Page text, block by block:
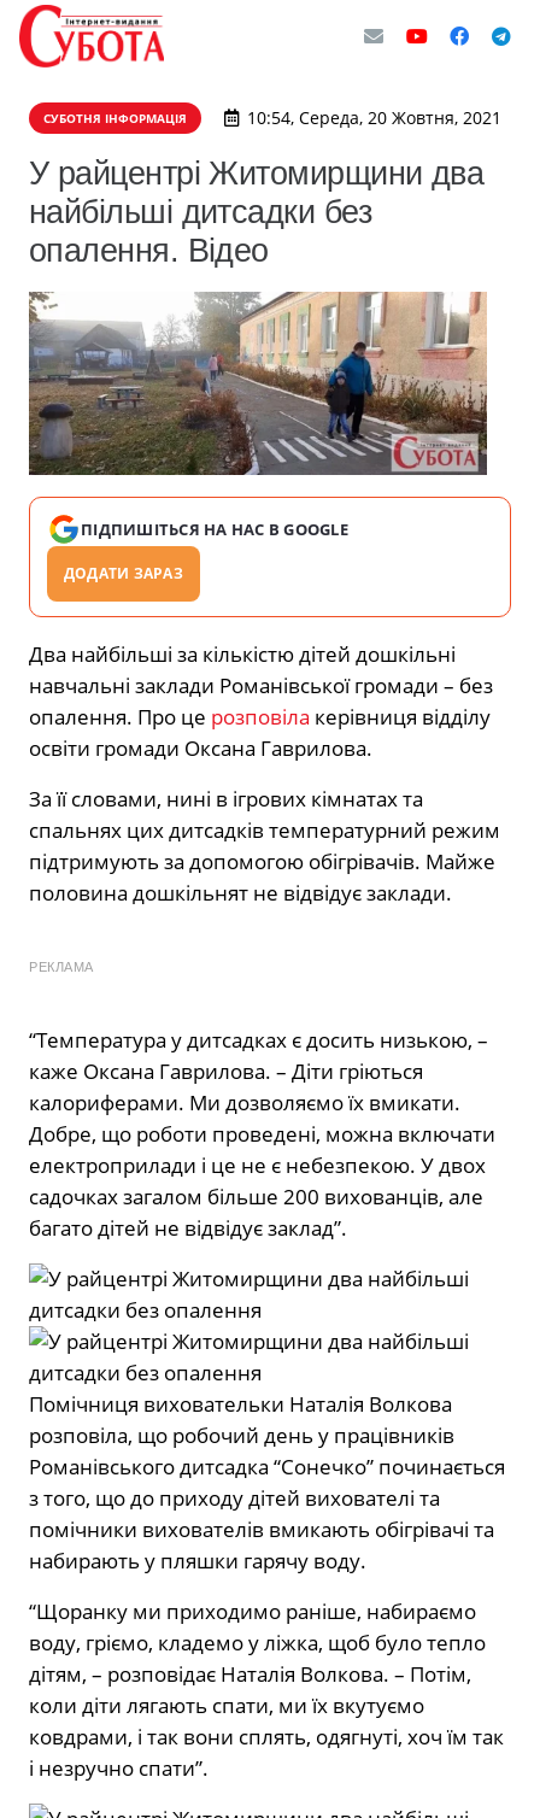
СУБОТНЯ ІНФОРМАЦІЯ 10:54, Середа, 20 Жовтня, 2021
У райцентрі Житомирщини два
найбільші дитсадки без
опалення. Відео
ПІДПИШІТЬСЯ НА НАС В GOOGLE
ДОДАТИ ЗАРАЗ
Два найбільші за кількістю дітей дошкільні
навчальні заклади Романівської громади – без
опалення. Про це розповіла керівниця відділу
освіти громади Оксана Гаврилова.
За її словами, нині в ігрових кімнатах та
спальнях цих дитсадків температурний режим
підтримують за допомогою обігрівачів. Майже
половина дошкільнят не відвідує заклади.
РЕКЛАМА
“Температура у дитсадках є досить низькою, –
каже Оксана Гаврилова. – Діти гріються
калориферами. Ми дозволяємо їх вмикати.
Добре, що роботи проведені, можна включати
електроприлади і це не є небезпекою. У двох
садочках загалом більше 200 вихованців, але
багато дітей не відвідує заклад”.
Помічниця виховательки Наталія Волкова
розповіла, що робочий день у працівників
Романівського дитсадка “Сонечко” починається
з того, що до приходу дітей вихователі та
помічники вихователів вмикають обігрівачі та
набирають у пляшки гарячу воду.
“Щоранку ми приходимо раніше, набираємо
воду, гріємо, кладемо у ліжка, щоб було тепло
дітям, – розповідає Наталія Волкова. – Потім,
коли діти лягають спати, ми їх вкутуємо
ковдрами, і так вони сплять, одягнуті, хоч їм так
і незручно спати”.